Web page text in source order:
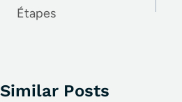
Étapes
Similar Posts